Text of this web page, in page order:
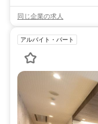
同じ企業の求人
アルバイト・パート